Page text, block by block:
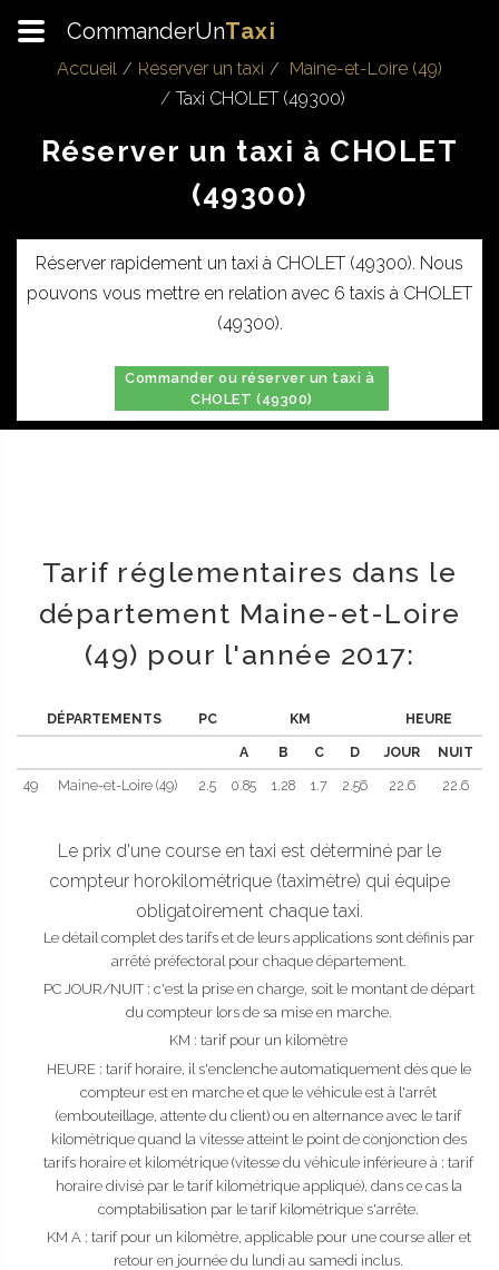
CommanderUnTaxi
Accueil Réserver un taxi
Maine-et-Loire (49)
Taxi CHOLET (49300)
Réserver un taxi à CHOLET
(49300)
Réserver rapidement un taxi à CHOLET (49300). Nous
pouvons vous mettre en relation avec 6 taxis à CHOLET
(49300).
Commander ou réserver un taxi à
CHOLET (49300)
Tarif réglementaires dans le
département Maine-et-Loire
(49) pour l'année 2017:
DÉPARTEMENTS PC KM HEURE
A B C D JOUR NUIT
49 Maine-et-Loire (49) 2.5 0.85 1.28 1.7 2.56 22.6 22.6
Le prix d'une course en taxi est déterminé par le
compteur horokilométrique (taximètre) qui équipe
obligatoirement chaque taxi.
Le détail complet des tarifs et de leurs applications sont définis par
arrêté préfectoral pour chaque département.
PC JOUR/NUIT : c'est la prise en charge, soit le montant de départ
du compteur lors de sa mise en marche.
KM : tarif pour un kilomètre
HEURE : tarif horaire, il s'enclenche automatiquement dès que le
compteur est en marche et que le véhicule est à l'arrêt
(embouteillage, attente du client) ou en alternance avec le tarif
kilométrique quand la vitesse atteint le point de conjonction des
tarifs horaire et kilométrique (vitesse du véhicule inférieure à : tarif
horaire divisé par le tarif kilométrique appliqué), dans ce cas la
comptabilisation par le tarif kilométrique s'arrête.
KM A : tarif pour un kilomètre, applicable pour une course aller et
retour en journée du lundi au samedi inclus.